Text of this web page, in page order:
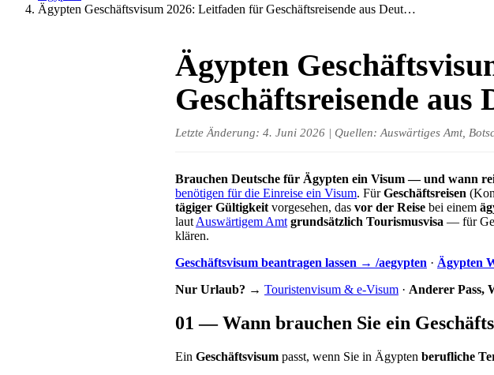
Ägypten Geschäftsvisum 2026: Leitfaden für Geschäftsreisende aus Deut…
Ägypten
Geschäftsreisende aus
Letzte Änderung: 4. Juni 2026 | Quellen: Auswärtiges Amt,
Brauchen Deutsche für Ägypten ein Visum — und wann
benötigen für die Einreise ein Visum. FürGeschäftsreisen
tägiger Gültigkeit vorgesehen, das vor der Reise bei einem
laut Auswärtigem Amt grundsätzlich Tourismusvisa — für
klären.
Geschäftsvisum beantragen lassen → /aegypten · Ägypten
Nur Urlaub? → Touristenvisum & e-Visum · Anderer Pass,
01 — Wann brauchen Sie ein
Ein Geschäftsvisum passt, wenn Sie in Ägypten berufliche